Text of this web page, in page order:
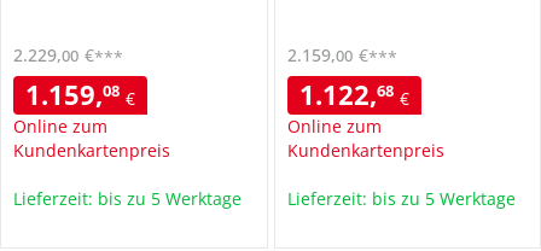
1.159,08 €
Online zum
Kundenkartenpreis
2.229,00 €***
Lieferzeit: bis zu 5 Werktage
1.122,68 €
Online zum
Kundenkartenpreis
2.159,00 €***
Lieferzeit: bis zu 5 Werktage